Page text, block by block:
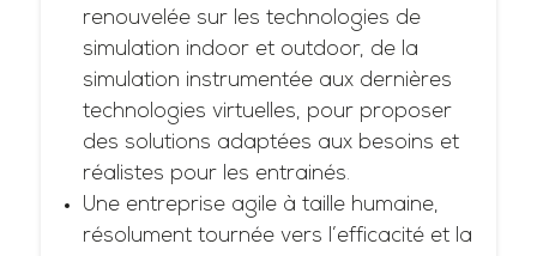
renouvelée sur les technologies de
simulation indoor et outdoor, de la
simulation instrumentée aux dernières
technologies virtuelles, pour proposer
des solutions adaptées aux besoins et
réalistes pour les entrainés.
Une entreprise agile à taille humaine,
résolument tournée vers l’efficacité et la